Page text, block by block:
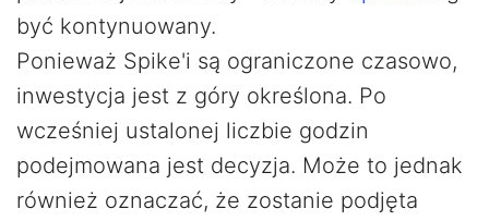
być kontynuowany.
Ponieważ Spike'i są ograniczone czasowo,
inwestycja jest z góry określona. Po
wcześniej ustalonej liczbie godzin
podejmowana jest decyzja. Może to jednak
również oznaczać, że zostanie podjęta